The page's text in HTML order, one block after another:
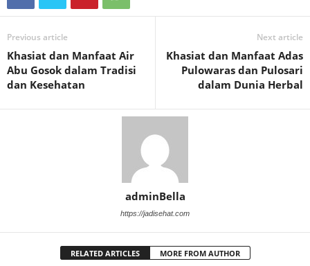
Previous article
Khasiat dan Manfaat Air
Abu Gosok dalam Tradisi
dan Kesehatan
Next article
Khasiat dan Manfaat Adas
Pulowaras dan Pulosari
dalam Dunia Herbal
adminBella
https://jadisehat.com
RELATED ARTICLES MORE FROM AUTHOR